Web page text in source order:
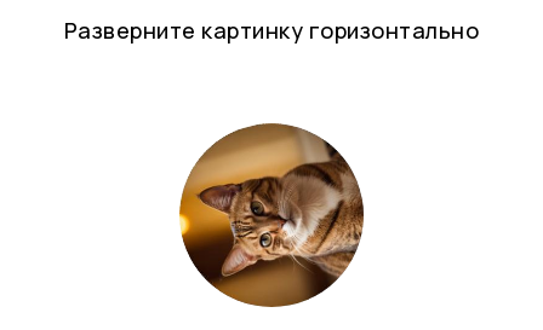
Разверните картинку горизонтально